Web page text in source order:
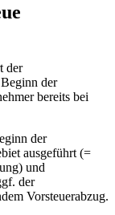
der
der
bereits bei
der
ausgeführt (=
und
der
Vorsteuerabzug.